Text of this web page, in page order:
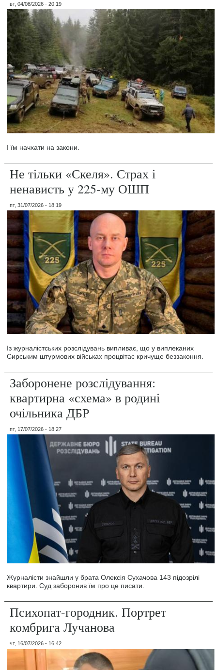
вт, 04/08/2026 - 20:19
І їм начхати на закони.
Не тільки «Скеля». Страх і
ненависть у 225-му ОШП
пт, 31/07/2026 - 18:19
Із журналістських розслідувань випливає, що у виплеканих
Сирським штурмових військах процвітає кричуще беззаконня.
Заборонене розслідування:
квартирна «схема» в родині
очільника ДБР
пт, 17/07/2026 - 18:27
Журналісти знайшли у брата Олексія Сухачова 143 підозрілі
квартири. Суд заборонив їм про це писати.
Психопат-городник. Портрет
комбрига Лучанова
чт, 16/07/2026 - 16:42